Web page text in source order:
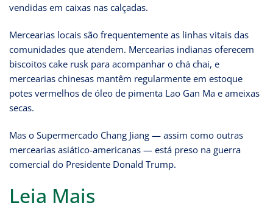
vendidas em caixas nas calçadas.
Mercearias locais são frequentemente as linhas vitais das
comunidades que atendem. Mercearias indianas oferecem
biscoitos cake rusk para acompanhar o chá chai, e
mercearias chinesas mantêm regularmente em estoque
potes vermelhos de óleo de pimenta Lao Gan Ma e ameixas
secas.
Mas o Supermercado Chang Jiang — assim como outras
mercearias asiático-americanas — está preso na guerra
comercial do Presidente Donald Trump.
Leia Mais